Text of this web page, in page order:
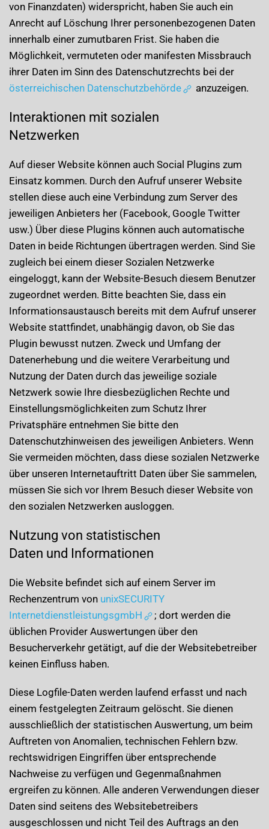
von Finanzdaten) widerspricht, haben Sie auch ein
Anrecht auf Löschung Ihrer personenbezogenen Daten
innerhalb einer zumutbaren Frist. Sie haben die
Möglichkeit, vermuteten oder manifesten Missbrauch
ihrer Daten im Sinn des Datenschutzrechts bei der
österreichischen Datenschutzbehörde
anzuzeigen.
Interaktionen mit sozialen
Netzwerken
Auf dieser Website können auch Social Plugins zum
Einsatz kommen. Durch den Aufruf unserer Website
stellen diese auch eine Verbindung zum Server des
jeweiligen Anbieters her (Facebook, Google Twitter
usw.) Über diese Plugins können auch automatische
Daten in beide Richtungen übertragen werden. Sind Sie
zugleich bei einem dieser Sozialen Netzwerke
eingeloggt, kann der Website-Besuch diesem Benutzer
zugeordnet werden. Bitte beachten Sie, dass ein
Informationsaustausch bereits mit dem Aufruf unserer
Website stattfindet, unabhängig davon, ob Sie das
Plugin bewusst nutzen. Zweck und Umfang der
Datenerhebung und die weitere Verarbeitung und
Nutzung der Daten durch das jeweilige soziale
Netzwerk sowie Ihre diesbezüglichen Rechte und
Einstellungsmöglichkeiten zum Schutz Ihrer
Privatsphäre entnehmen Sie bitte den
Datenschutzhinweisen des jeweiligen Anbieters. Wenn
Sie vermeiden möchten, dass diese sozialen Netzwerke
über unseren Internetauftritt Daten über Sie sammelen,
müssen Sie sich vor Ihrem Besuch dieser Website von
den sozialen Netzwerken ausloggen.
Nutzung von statistischen
Daten und Informationen
Die Website befindet sich auf einem Server im
Rechenzentrum von unixSECURITY
InternetdienstleistungsgmbH
; dort werden die
üblichen Provider Auswertungen über den
Besucherverkehr getätigt, auf die der Websitebetreiber
keinen Einfluss haben.
Diese Logfile-Daten werden laufend erfasst und nach
einem festgelegten Zeitraum gelöscht. Sie dienen
ausschließlich der statistischen Auswertung, um beim
Auftreten von Anomalien, technischen Fehlern bzw.
rechtswidrigen Eingriffen über entsprechende
Nachweise zu verfügen und Gegenmaßnahmen
ergreifen zu können. Alle anderen Verwendungen dieser
Daten sind seitens des Websitebetreibers
ausgeschlossen und nicht Teil des Auftrags an den